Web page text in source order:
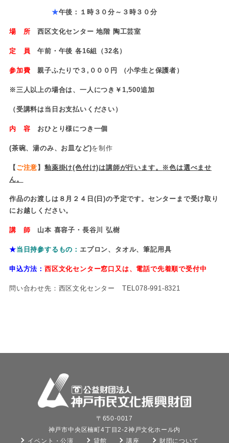
★午後：１時３０分～３時３０分
場 所 西区文化センター 地階 陶工芸室
定 員 午前・午後 各16組（32名）
参加費 親子ふたりで３,０００円 （小学生と保護者）
※三人以上の場合は、一人につき￥1,500追加
（受講料は当日お支払いください）
内 容 おひとり様につき一個
(茶碗、湯のみ、お皿など)を制作
【 ご注意 】 釉薬掛け(色付け)は講師が行います。
※色は選べませ
ん。
作品のお渡しは８月２４日(日)の予定です。センターまで受け取り
にお越しください。
講 師 山本 喜容子・長谷川 弘樹
★当日持参するもの： エプロン、タオル、筆記用具
申込方法： 西区文化センター窓口又は、電話で先着順で受付中
問い合わせ先：西区文化センター TEL078-991-8321
〒650-0017
神戸市中央区楠町4丁目2-2神戸文化ホール内
イベント・公演
貸館 講座 財団について